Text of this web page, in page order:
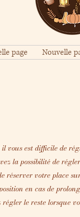
page Nouvelle
il vous est difficile de
la possibilité de
réserver votre place
en cas de
le reste lorsque